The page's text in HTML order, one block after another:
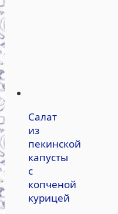
Салат
из
пекинской
капусты
с
копченой
курицей